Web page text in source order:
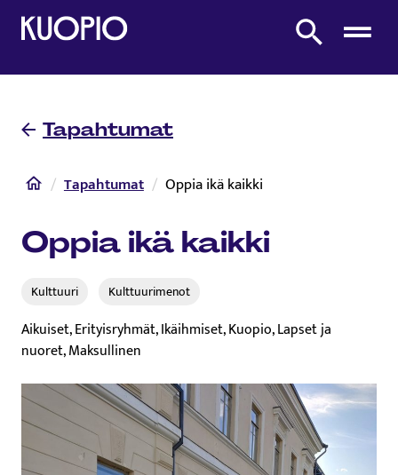
Etusivulle
Etsi sivustolta
Tapahtumat
Etusivu
Tapahtumat Oppia ikä kaikki
Oppia ikä kaikki
Kulttuuri Kulttuurimenot
Aikuiset, Erityisryhmät, Ikäihmiset, Kuopio, Lapset ja
nuoret, Maksullinen